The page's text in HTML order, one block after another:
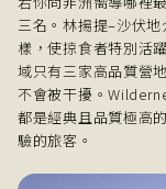
三名。林揚提–沙伏
樣，使掠食者特別活
域只有三家高品質營
不會被干擾。
都是經典且品質極高
驗的旅客。